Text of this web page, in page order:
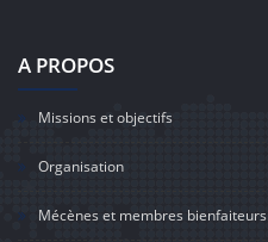
A PROPOS
Missions et objectifs
Organisation
Mécènes et membres bienfaiteurs